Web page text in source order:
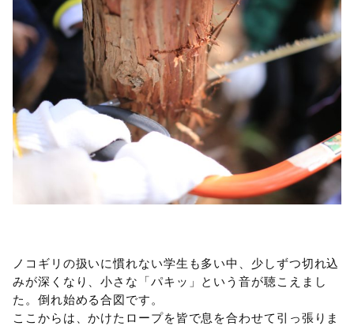
ノコギリの扱いに慣れない学生も多い中、少しずつ切れ込
みが深くなり、小さな「パキッ」という音が聴こえまし
た。倒れ始める合図です。
ここからは、かけたロープを皆で息を合わせて引っ張りま